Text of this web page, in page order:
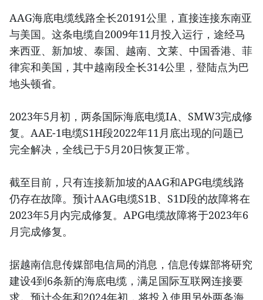
AAG海底电缆线路全长20191公里，直接连接东南亚
与美国。这条电缆自2009年11月投入运行，途经马
来西亚、新加坡、泰国、越南、文莱、中国香港、菲
律宾和美国，其中越南段全长314公里，登陆点为巴
地头顿省。
2023年5月初，两条国际海底电缆IA、SMW3完成修
复。AAE-1电缆S1H段2022年11月底出现的问题已
完全解决，全线已于5月20日恢复正常。
截至目前，只有连接新加坡的AAG和APG电缆线路
仍存在故障。预计AAG电缆S1B、S1D段的故障将在
2023年5月内完成修复。APG电缆故障将于2023年6
月完成修复。
据越南信息传媒部电信局的消息，信息传媒部将研究
建设4到6条新的海底电缆，满足国际互联网连接要
求。预计今年和2024年初，将投入使用另外两条海